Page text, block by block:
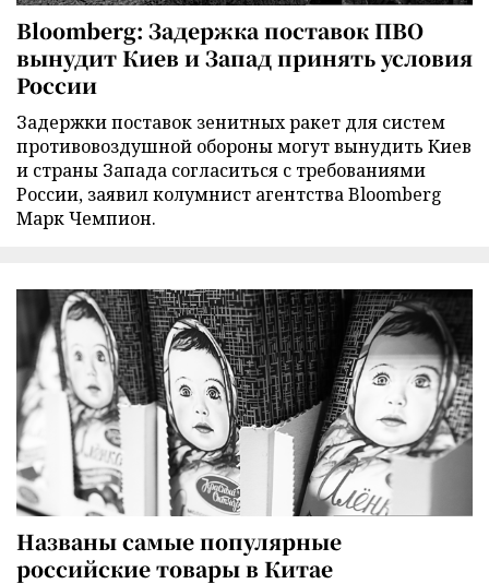
Bloomberg: Задержка поставок ПВО
вынудит Киев и Запад принять условия
России
Задержки поставок зенитных ракет для систем
противовоздушной обороны могут вынудить Киев
и страны Запада согласиться с требованиями
России, заявил колумнист агентства Bloomberg
Марк Чемпион.
Названы самые популярные
российские товары в Китае